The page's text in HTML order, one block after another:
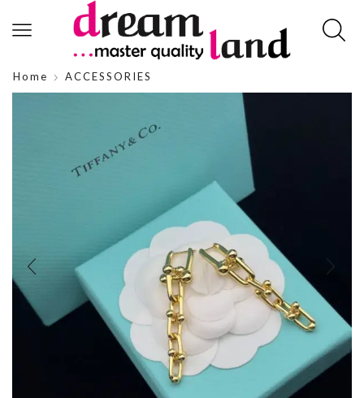
Home ACCESSORIES